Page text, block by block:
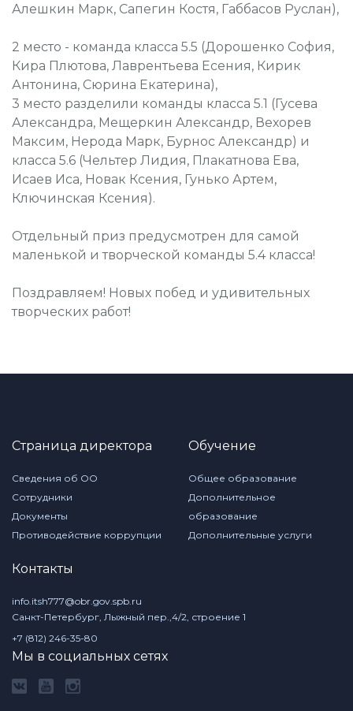
Алешкин Марк, Сапегин Костя, Габбасов Руслан),
2 место - команда класса 5.5 (Дорошенко София,
Кира Плютова, Лаврентьева Есения, Кирик
Антонина, Сюрина Екатерина),
3 место разделили команды класса 5.1 (Гусева
Александра, Мещеркин Александр, Вехорев
Максим, Нерода Марк, Бурнос Александр) и
класса 5.6 (Чельтер Лидия, Плакатнова Ева,
Исаев Иса, Новак Ксения, Гунько Артем,
Ключинская Ксения).
Отдельный приз предусмотрен для самой
маленькой и творческой команды 5.4 класса!
Поздравляем! Новых побед и удивительных
творческих работ!
Страница директора
Сведения об ОО
Сотрудники
Документы
Противодействие коррупции
Обучение
Общее образование
Дополнительное
образование
Дополнительные услуги
Контакты
info.itsh777@obr.gov.spb.ru
Санкт-Петербург, Лыжный пер.,4/2, строение 1
+7 (812) 246-35-80
Мы в социальных сетях